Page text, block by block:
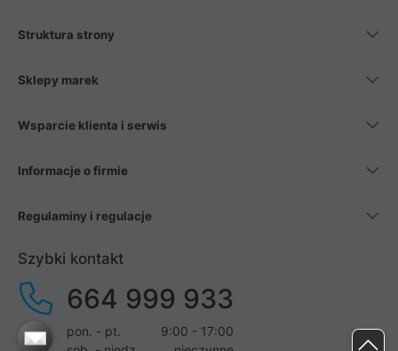
Struktura strony
Sklepy marek
Wsparcie klienta i serwis
Informacje o firmie
Regulaminy i regulacje
Szybki kontakt
664 999 933
pon. - pt.
9:00 - 17:00